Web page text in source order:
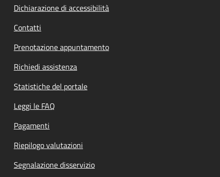
Dichiarazione di accessibilità
Contatti
Prenotazione appuntamento
Richiedi assistenza
Statistiche del portale
Leggi le FAQ
Pagamenti
Riepilogo valutazioni
Segnalazione disservizio